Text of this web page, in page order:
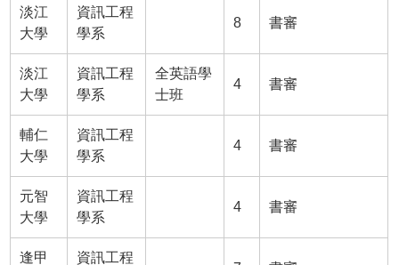
淡江
大學
資訊工程
學系
8 書審
淡江
大學
資訊工程
學系
全英語學
士班
4 書審
輔仁
大學
資訊工程
學系
4 書審
元智
大學
資訊工程
學系
4 書審
逢甲
資訊工程